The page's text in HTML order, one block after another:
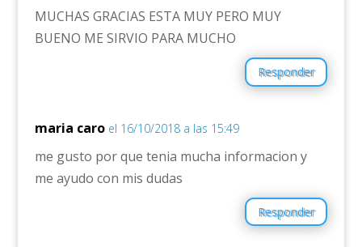
MUCHAS GRACIAS ESTA MUY PERO MUY
BUENO ME SIRVIO PARA MUCHO
Responder
maria caro el 16/10/2018 a las 15:49
me gusto por que tenia mucha informacion y
me ayudo con mis dudas
Responder